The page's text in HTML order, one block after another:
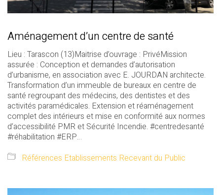
Aménagement d’un centre de santé
Lieu : Tarascon (13)Maitrise d’ouvrage : PrivéMission
assurée : Conception et demandes d’autorisation
d’urbanisme, en association avec E. JOURDAN architecte.
Transformation d’un immeuble de bureaux en centre de
santé regroupant des médecins, des dentistes et des
activités paramédicales. Extension et réaménagement
complet des intérieurs et mise en conformité aux normes
d’accessibilité PMR et Sécurité Incendie. #centredesanté
#réhabilitation #ERP…
Références Etablissements Recevant du Public